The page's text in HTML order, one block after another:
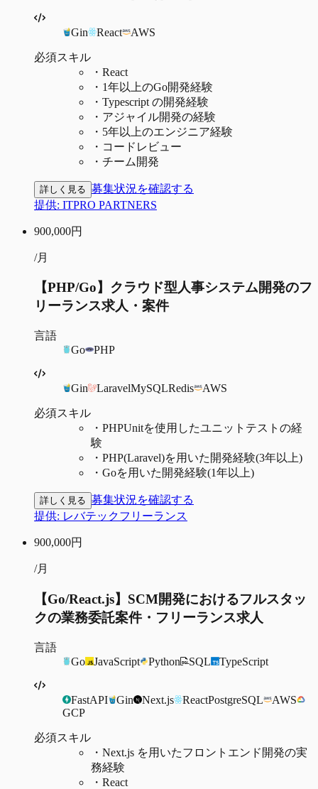
Gin React AWS
必須スキル
・ React
・ 1年以上のGo開発経験
・ Typescript の開発経験
・ アジャイル開発の経験
・ 5年以上のエンジニア経験
・ コードレビュー
・ チーム開発
詳しく見る 募集状況を確認する
提供: ITPRO PARTNERS
900,000円
/月
【PHP/Go】クラウド型人事システム開発のフ
リーランス求人・案件
言語
Go
PHP
Gin LaravelMySQLRedis AWS
必須スキル
・ PHPUnitを使用したユニットテストの経
験
・ PHP(Laravel)を用いた開発経験(3年以上)
・ Goを用いた開発経験(1年以上)
詳しく見る 募集状況を確認する
提供: レバテックフリーランス
900,000円
/月
【Go/React.js】SCM開発におけるフルスタッ
クの業務委託案件・フリーランス求人
言語
Go
JavaScript Python SQL TypeScript
FastAPI Gin Next.js ReactPostgreSQL
AWS
GCP
必須スキル
・ Next.js を用いたフロントエンド開発の実
務経験
・ React